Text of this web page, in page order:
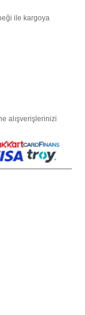
ile kargoya
alışverişlerinizi